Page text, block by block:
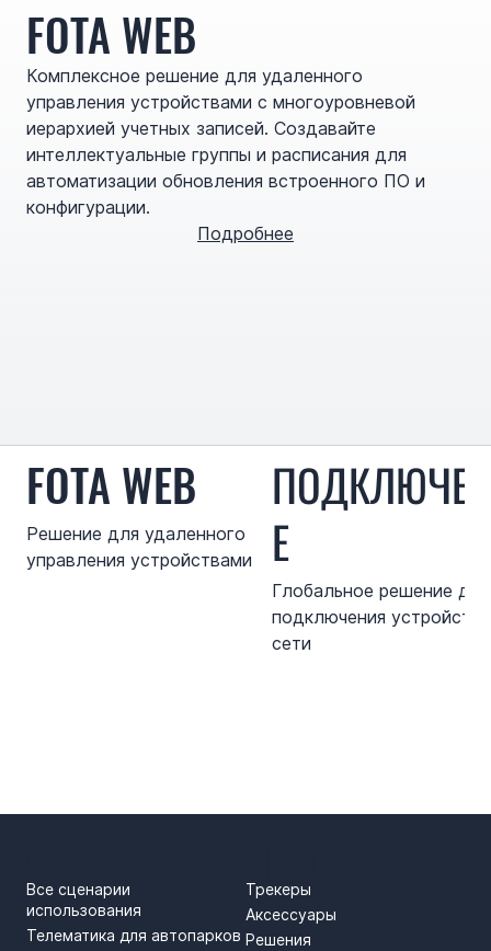
FOTA WEB
Комплексное решение для удаленного
управления устройствами с многоуровневой
иерархией учетных записей. Создавайте
интеллектуальные группы и расписания для
автоматизации обновления встроенного ПО и
конфигурации.
Подробнее
FOTA WEB
Решение для удаленного
управления устройствами
Е
Глобальное решение для
подключения устройств
сети
Все сценарии
использования
Телематика для автопарков
Трекеры
Аксессуары
Решения